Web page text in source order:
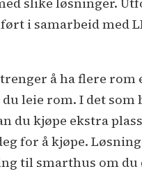
i samarbeid med
å ha flere
du leie rom. I det
du kjøpe ekstra
for å kjøpe.
til smarthus om du